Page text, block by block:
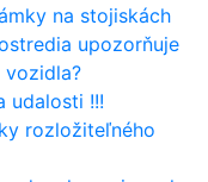
na stojiskách
upozorňuje
vozidla?
udalosti !!!
rozložiteľného